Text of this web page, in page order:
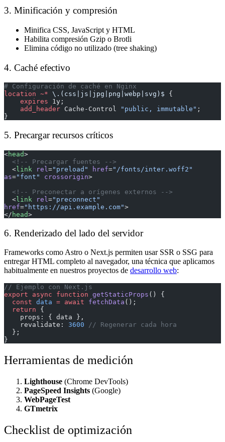
3. Minificación y compresión
Minifica CSS, JavaScript y HTML
Habilita compresión Gzip o Brotli
Elimina código no utilizado (tree shaking)
4. Caché efectivo
# Configuración de caché en Nginx
location ~* \.(css|js|jpg|png|webp|svg)$ {
    expires
1y;
    add_header
Cache-Control "public, immutable" ;
}
5. Precargar recursos críticos
<head>
  <!-- Precargar fuentes -->
  <
link rel ="preload" href="/fonts/inter.woff2"
as="font" crossorigin>
  <!-- Preconectar a orígenes externos -->
  <
link rel ="preconnect"
href="https://api.example.com">
</ head>
6. Renderizado del lado del servidor
Frameworks como Astro o Next.js permiten usar SSR o SSG para
entregar HTML completo al navegador, una técnica que aplicamos
habitualmente en nuestros proyectos de desarrollo web:
// Ejemplo con Next.js
export async function getStaticProps () {
  const
data = await fetchData ();
  return
{
    props: { data },
    revalidate:
3600 // Regenerar cada hora
  };
}
Herramientas de medición
Lighthouse (Chrome DevTools)
PageSpeed Insights (Google)
WebPageTest
GTmetrix
Checklist de optimización